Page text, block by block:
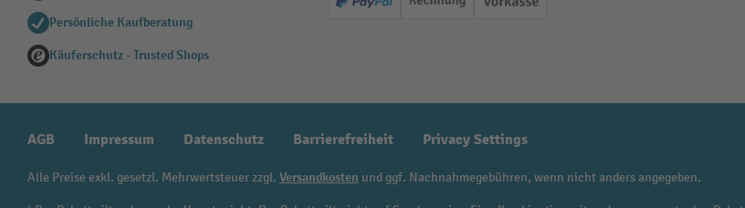
Persönliche Kaufberatung
Käuferschutz - Trusted Shops
PayPal Rechnung Vorkasse
AGB Impressum Datenschutz Barrierefreiheit Privacy Settings
Alle Preise exkl. gesetzl. Mehrwertsteuer zzgl. Versandkosten und ggf. Nachnahmegebühren, wenn nicht anders angegeben.